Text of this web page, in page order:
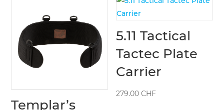
Templar’s
5.11 Tactical
Tactec Plate
Carrier
279.00CHF